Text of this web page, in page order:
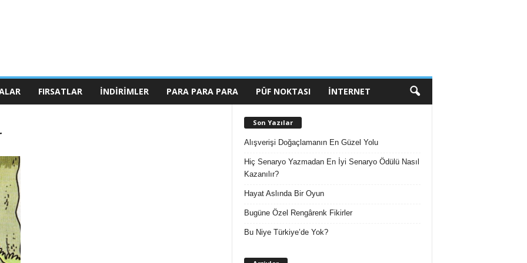
FIRSATLAR İNDIRIMLER PARA PARA PARA PÜF NOKTASI İNTERNET
Son Yazılar
Alışverişi Doğaçlamanın En Güzel Yolu
Hiç Senaryo Yazmadan En İyi Senaryo Ödülü Nasıl
Kazanılır?
Hayat Aslında Bir Oyun
Bugüne Özel Rengârenk Fikirler
Bu Niye Türkiye’de Yok?